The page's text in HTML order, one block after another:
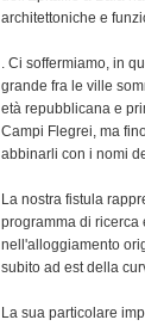
architettoniche e
. Ci soffermiamo, in
grande fra le ville
età repubblicana e
Campi Flegrei, ma
abbinarli con i nomi
La nostra fistula
programma di ricerca
nell'alloggiamento
subito ad est della
La sua particolare